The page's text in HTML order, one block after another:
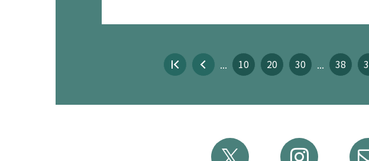
... 10 20 30 ... 38
» 最後 »